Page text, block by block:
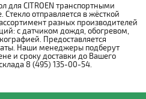
для CITROEN транспортными
отправляется в жёсткой
разных производителей
с датчиком дождя, обогревом,
Предоставляется
Наши менеджеры подберут
и сроку доставки до Вашего
8 (495) 135-00-54.